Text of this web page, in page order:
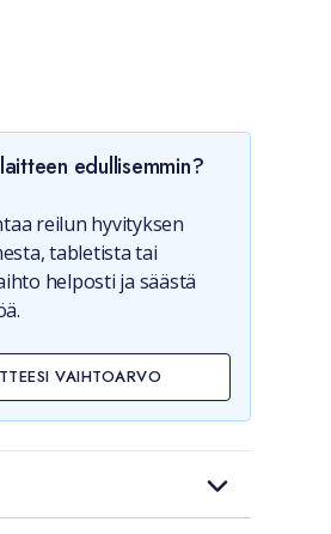
edullisemmin?
reilun hyvityksen
tabletista tai
helposti ja säästä
VAIHTOARVO